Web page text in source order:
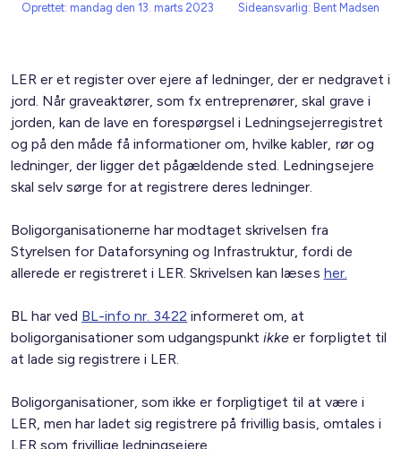
Oprettet: mandag den 13. marts 2023 Sideansvarlig: Bent Madsen
LER er et register over ejere af ledninger, der er nedgravet i
jord. Når graveaktører, som fx entreprenører, skal grave i
jorden, kan de lave en forespørgsel i Ledningsejerregistret
og på den måde få informationer om, hvilke kabler, rør og
ledninger, der ligger det pågældende sted. Ledningsejere
skal selv sørge for at registrere deres ledninger.
Boligorganisationerne har modtaget skrivelsen fra
Styrelsen for Dataforsyning og Infrastruktur, fordi de
allerede er registreret i LER. Skrivelsen kan læses her.
BL har ved BL-info nr. 3422 informeret om, at
boligorganisationer som udgangspunktikke er forpligtet til
at lade sig registrere i LER.
Boligorganisationer, som ikke er forpligtiget til at være i
LER, men har ladet sig registrere på frivillig basis, omtales i
LER som frivillige ledningsejere.